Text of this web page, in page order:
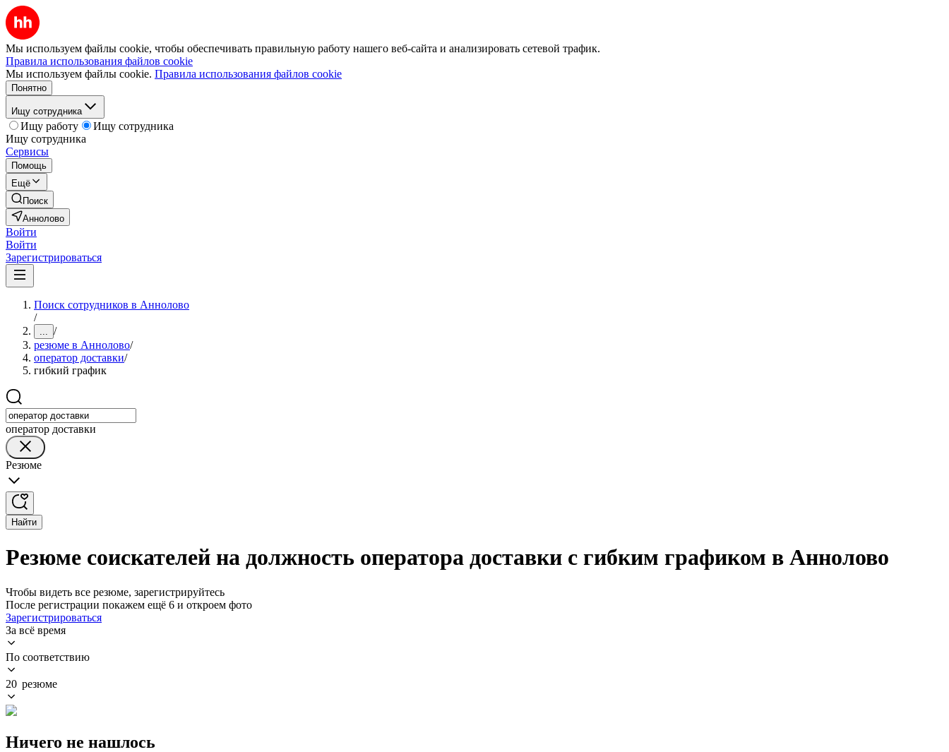
Мы используем файлы cookie, чтобы обеспечивать правильную работу нашего веб-сайта и анализировать сетевой трафик.
Правила использования файлов cookie
Мы используем файлы cookie. Правила использования файлов cookie
Понятно
Ищу сотрудника
Ищу работу
Ищу сотрудника
Ищу сотрудника
Сервисы
Помощь
Ещё
Поиск
Аннолово
Войти
Войти
Зарегистрироваться
Поиск сотрудников в Аннолово
/
... /
резюме в Аннолово/
оператор доставки/
гибкий график
оператор доставки
Резюме
Найти
Резюме соискателей на должность оператора доставки с гибким графиком в Аннолово
Чтобы видеть все резюме, зарегистрируйтесь
После регистрации покажем ещё 6 и откроем фото
Зарегистрироваться
За всё время
По соответствию
20 резюме
Ничего не нашлось